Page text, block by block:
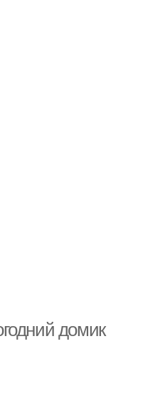
домик